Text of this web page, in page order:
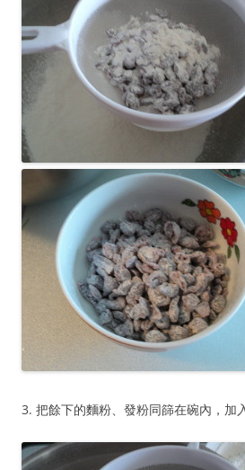
3. 把餘下的麵粉、發粉同篩在碗內，加